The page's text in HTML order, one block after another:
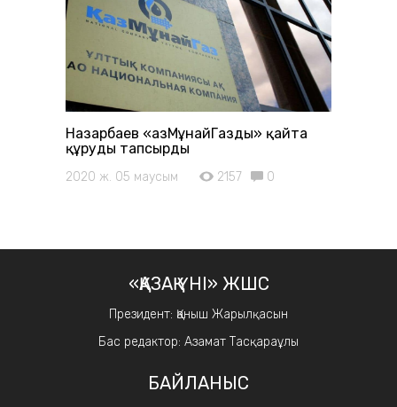
Назарбаев «ҚазМұнайГазды» қайта
құруды тапсырды
2020 ж. 05 маусым 2157 0
«ҚАЗАҚ ҮНІ» ЖШС
Президент: Қаныш Жарылқасын
Бас редактор: Азамат Тасқараұлы
БАЙЛАНЫС